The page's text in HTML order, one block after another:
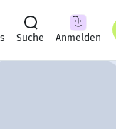
Suche Anmelden